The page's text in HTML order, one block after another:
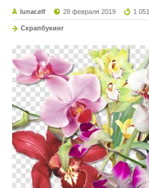
lunar.elf 28 февраля 2019 1 051
Скрапбукинг